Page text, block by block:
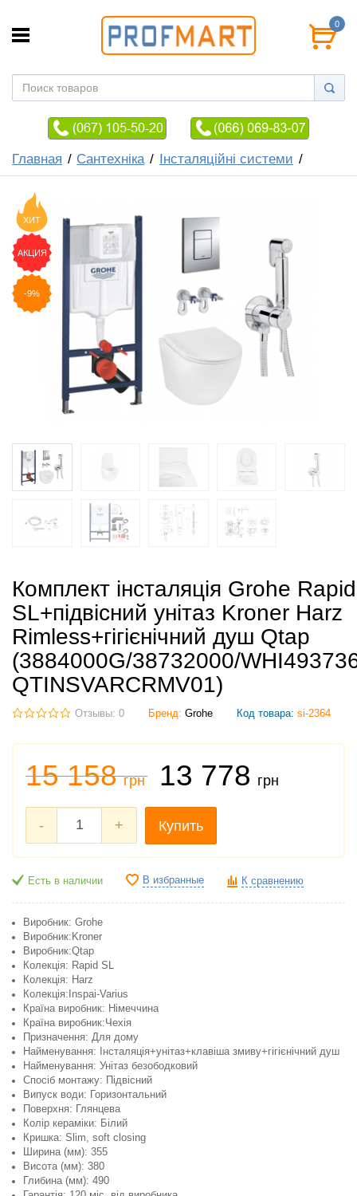
0
Главная Сантехніка Інсталяційні системи
ХИТ
АКЦИЯ
-9%
Комплект інсталяція Grohe Rapid
SL+підвісний унітаз Kroner Harz
Rimless+гігієнічний душ Qtap
(3884000G/38732000/
QTINSVARCRMV01)
Отзывы: 0 Бренд: Grohe Код товара: si-2364
15 158 грн 13 778 грн
- + Купить
Есть в наличии В избранные К сравнению
Виробник: Grohe
Виробник:Kroner
Виробник:Qtap
Колекція: Rapid SL
Колекція: Harz
Колекція:Inspai-Varius
Країна виробник: Німеччина
Країна виробник:Чехія
Призначення: Для дому
Найменування: Інсталяція+унітаз+клавіша змиву+гігієнічний душ
Найменування: Унітаз безободковий
Спосіб монтажу: Підвісний
Випуск води: Горизонтальний
Поверхня: Глянцева
Колір кераміки: Білий
Кришка: Slim, soft closing
Ширина (мм): 355
Висота (мм): 380
Глибина (мм): 490